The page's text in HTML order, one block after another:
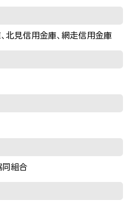
北見信用金庫、網走信用金庫
同組合